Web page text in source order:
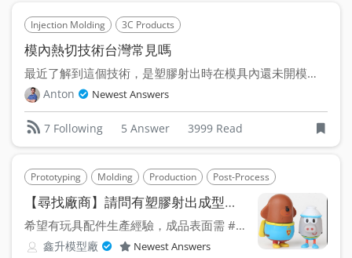
Injection Molding 3C Products
模內熱切技術台灣常見嗎
最近了解到這個技術，是塑膠射出時在模具內還未開模時就把料口切...
Anton Newest Answers
7 Following 5 Answer 3999 Read
Prototyping Molding Production Post-Process
【尋找廠商】請問有塑膠射出成型，量產公仔玩具的廠家?
希望有玩具配件生產經驗，成品表面需 #噴墨 或 #印刷。 ...
鑫升模型廠 Newest Answers